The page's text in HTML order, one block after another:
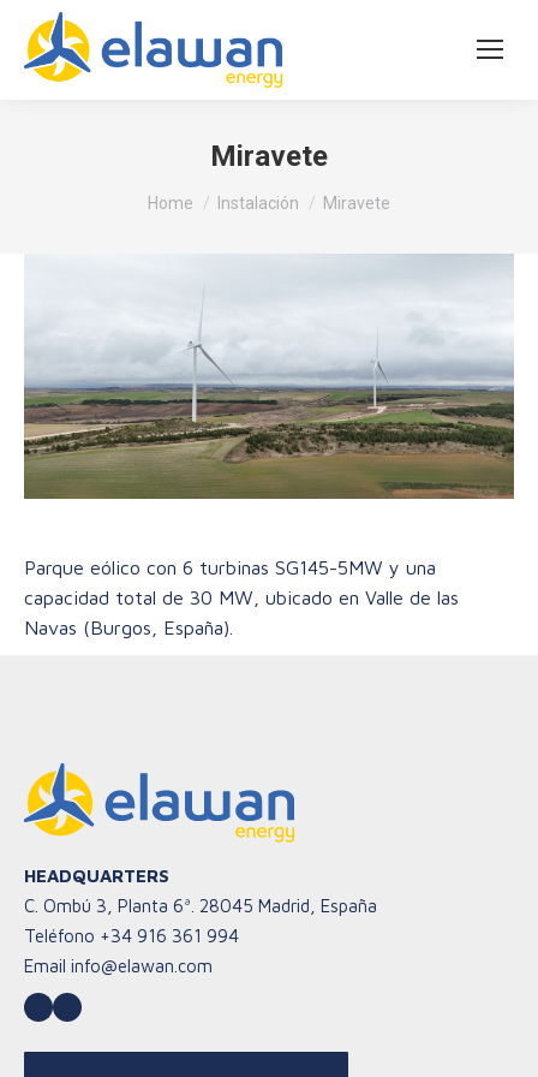
Miravete
You are here:
Home Instalación Miravete
Parque eólico con 6 turbinas SG145-5MW y una
capacidad total de 30 MW, ubicado en Valle de las
Navas (Burgos, España).
HEADQUARTERS
C. Ombú 3, Planta 6ª. 28045 Madrid, España
Teléfono +34 916 361 994
Email info@elawan.com
LinkedIn
YouTube